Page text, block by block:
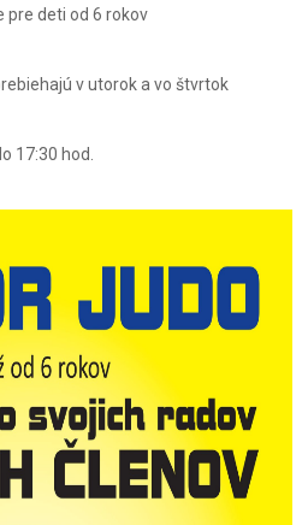
deti od 6 rokov
v utorok a vo štvrtok
17:30 hod.